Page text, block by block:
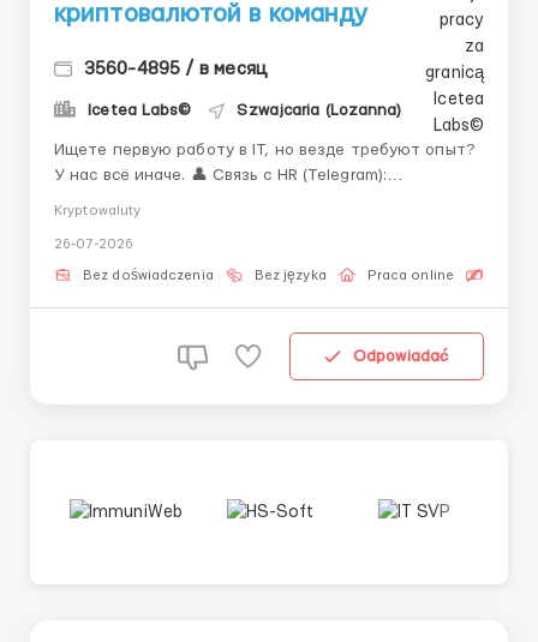
криптовалютой в команду
3560-4895 / в месяц
Icetea Labs© Szwajcaria (Lozanna)
Ищете первую работу в IT, но везде требуют опыт?
У нас всё иначе. 👤 Связь с HR (Telegram):
чтобы каждая сделка прошла без ошибок. Без них
невозможна стабильная работа ни одной биржевой
Kryptowaluty
26-07-2026
Bez doświadczenia Bez języka Praca online
Odpowiadać